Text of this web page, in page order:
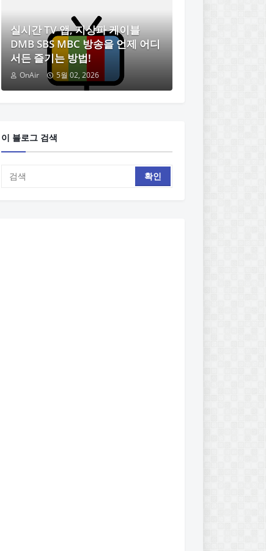
실시간 TV 앱, 지상파 케이블
DMB SBS MBC 방송을 언제 어디
서든 즐기는 방법!
OnAir 5월 02, 2026
이 블로그 검색